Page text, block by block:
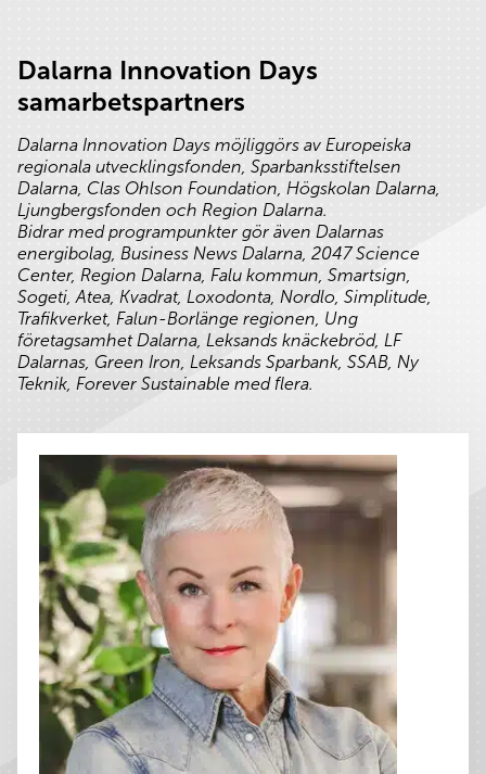
Dalarna Innovation Days
samarbetspartners
Dalarna Innovation Days möjliggörs av Europeiska
regionala utvecklingsfonden, Sparbanksstiftelsen
Dalarna, Clas Ohlson Foundation, Högskolan Dalarna,
Ljungbergsfonden och Region Dalarna.
Bidrar med programpunkter gör även Dalarnas
energibolag, Business News Dalarna, 2047 Science
Center, Region Dalarna, Falu kommun, Smartsign,
Sogeti, Atea, Kvadrat, Loxodonta, Nordlo, Simplitude,
Trafikverket, Falun-Borlänge regionen, Ung
företagsamhet Dalarna, Leksands knäckebröd, LF
Dalarnas, Green Iron, Leksands Sparbank, SSAB, Ny
Teknik, Forever Sustainable med flera.